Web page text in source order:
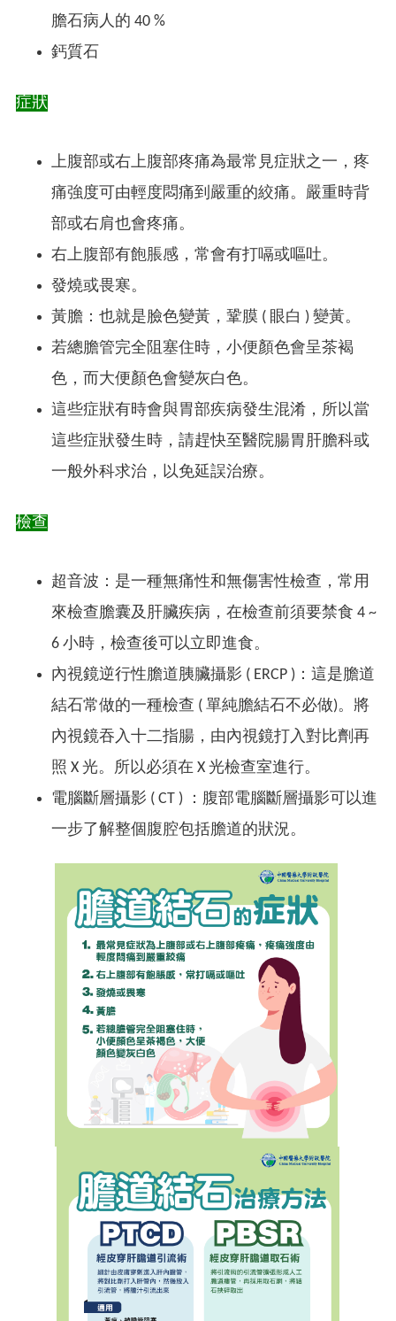
膽石病人的 40 %
鈣質石
症狀
上腹部或右上腹部疼痛為最常見症狀之一，疼
痛強度可由輕度悶痛到嚴重的絞痛。嚴重時背
部或右肩也會疼痛。
右上腹部有飽脹感，常會有打嗝或嘔吐。
發燒或畏寒。
黃膽：也就是臉色變黃，鞏膜 ( 眼白 ) 變黃。
若總膽管完全阻塞住時，小便顏色會呈茶褐
色，而大便顏色會變灰白色。
這些症狀有時會與胃部疾病發生混淆，所以當
這些症狀發生時，請趕快至醫院腸胃肝膽科或
一般外科求治，以免延誤治療。
檢查
超音波：是一種無痛性和無傷害性檢查，常用
來檢查膽囊及肝臟疾病，在檢查前須要禁食 4 ~
6 小時，檢查後可以立即進食。
內視鏡逆行性膽道胰臟攝影 ( ERCP )：這是膽道
結石常做的一種檢查 ( 單純膽結石不必做)。將
內視鏡吞入十二指腸，由內視鏡打入對比劑再
照 X 光。所以必須在 X 光檢查室進行。
電腦斷層攝影 ( CT ) ：腹部電腦斷層攝影可以進
一步了解整個腹腔包括膽道的狀況。